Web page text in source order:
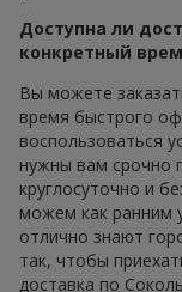
Доступна ли
конкретный
Вы можете
время быстрого
воспользоваться
нужны вам срочно
круглосуточно и
можем как ранним
отлично знают
так, чтобы
доставка по